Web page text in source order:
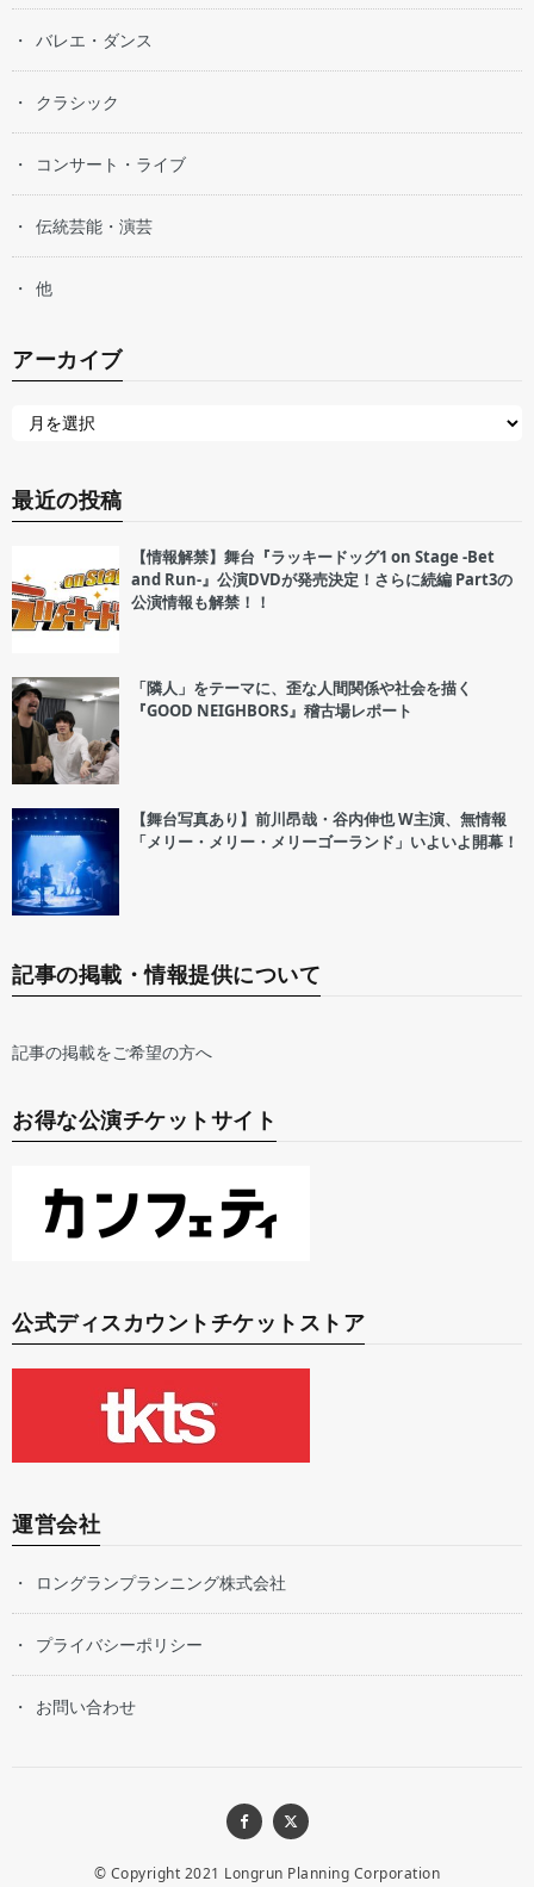
バレエ・ダンス
クラシック
コンサート・ライブ
伝統芸能・演芸
他
アーカイブ
最近の投稿
【情報解禁】舞台『ラッキードッグ1 on Stage -Bet
and Run-』公演DVDが発売決定！さらに続編 Part3の
公演情報も解禁！！
「隣人」をテーマに、歪な人間関係や社会を描く
『GOOD NEIGHBORS』稽古場レポート
【舞台写真あり】前川昂哉・谷内伸也 W主演、無情報
「メリー・メリー・メリーゴーランド」いよいよ開幕！
記事の掲載・情報提供について
記事の掲載をご希望の方へ
お得な公演チケットサイト
公式ディスカウントチケットストア
運営会社
ロングランプランニング株式会社
プライバシーポリシー
お問い合わせ
© Copyright 2021 Longrun Planning Corporation